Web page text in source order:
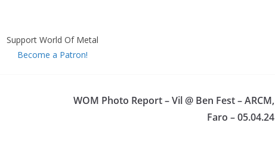
Support World Of Metal
Become a Patron!
WOM Photo Report – Vil @ Ben Fest – ARCM,
Faro – 05.04.24